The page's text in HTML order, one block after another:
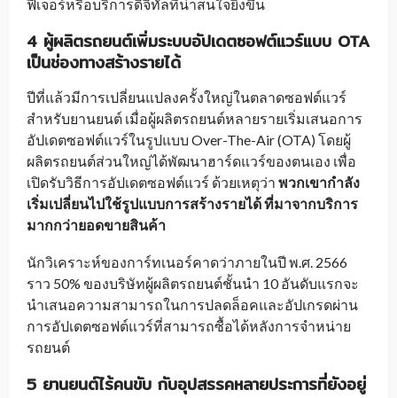
ฟีเจอร์หรือบริการดิจิทัลที่น่าสนใจยิ่งขึ้น
4 ผู้ผลิตรถยนต์เพิ่มระบบอัปเดตซอฟต์แวร์แบบ OTA
เป็นช่องทางสร้างรายได้
ปีที่แล้วมีการเปลี่ยนแปลงครั้งใหญ่ในตลาดซอฟต์แวร์
สำหรับยานยนต์ เมื่อผู้ผลิตรถยนต์หลายรายเริ่มเสนอการ
อัปเดตซอฟต์แวร์ในรูปแบบ Over-The-Air (OTA) โดยผู้
ผลิตรถยนต์ส่วนใหญ่ได้พัฒนาฮาร์ดแวร์ของตนเอง เพื่อ
เปิดรับวิธีการอัปเดตซอฟต์แวร์ ด้วยเหตุว่า พวกเขากำลัง
เริ่มเปลี่ยนไปใช้รูปแบบการสร้างรายได้ที่มาจากบริการ
มากกว่ายอดขายสินค้า
นักวิเคราะห์ของการ์ทเนอร์คาดว่าภายในปี พ.ศ. 2566
ราว 50% ของบริษัทผู้ผลิตรถยนต์ชั้นนำ 10 อันดับแรกจะ
นำเสนอความสามารถในการปลดล็อคและอัปเกรดผ่าน
การอัปเดตซอฟต์แวร์ที่สามารถซื้อได้หลังการจำหน่าย
รถยนต์
5 ยานยนต์ไร้คนขับ กับอุปสรรคหลายประการที่ยังอยู่